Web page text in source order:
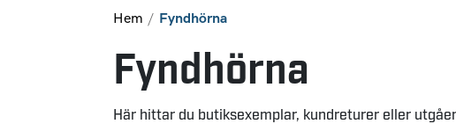
Hem Fyndhörna
Fyndhörna
Här hittar du butiksexemplar, kundreturer eller